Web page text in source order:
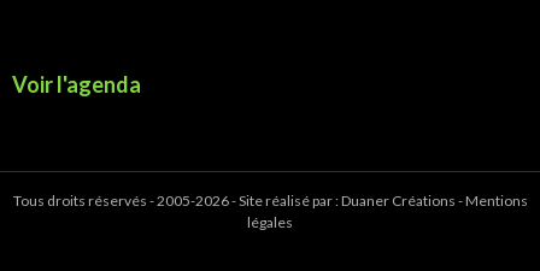
Voir l'agenda
Tous droits réservés - 2005-2026 - Site réalisé par :Duaner Créations -Mentions
légales